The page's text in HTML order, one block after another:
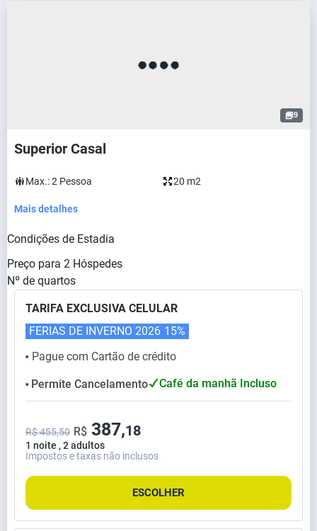
9
Superior Casal
Max.:2 Pessoa 20 m2
Mais detalhes
Condições de Estadia
Preço para 2 Hóspedes
Nº de quartos
TARIFA EXCLUSIVA CELULAR
⬤ Pague com Cartão de crédito
FERIAS DE INVERNO 2026 15%
⬤ Permite Cancelamento Café da manhã Incluso
1 noite , 2 adultos
R$ 455,50 R$ 387,18
Impostos e taxas não inclusos
ESCOLHER